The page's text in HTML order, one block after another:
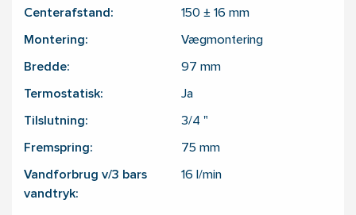
Centerafstand: 150 ± 16 mm
Montering: Vægmontering
Bredde: 97 mm
Termostatisk: Ja
Tilslutning: 3/4 "
Fremspring: 75 mm
Vandforbrug v/3 bars
vandtryk:
16 l/min